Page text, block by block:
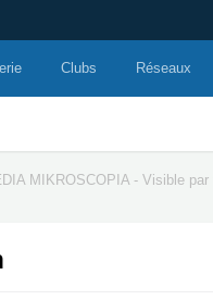
Clubs Réseaux
MIKROSCOPIA - Visible par